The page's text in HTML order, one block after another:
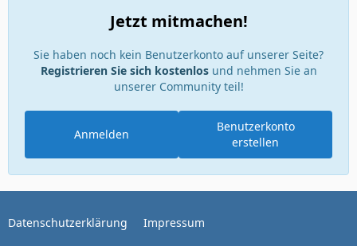
Jetzt mitmachen!
Sie haben noch kein Benutzerkonto auf unserer Seite?
Registrieren Sie sich kostenlosund nehmen Sie an
unserer Community teil!
Benutzerkonto
erstellen
Anmelden
Datenschutzerklärung Impressum